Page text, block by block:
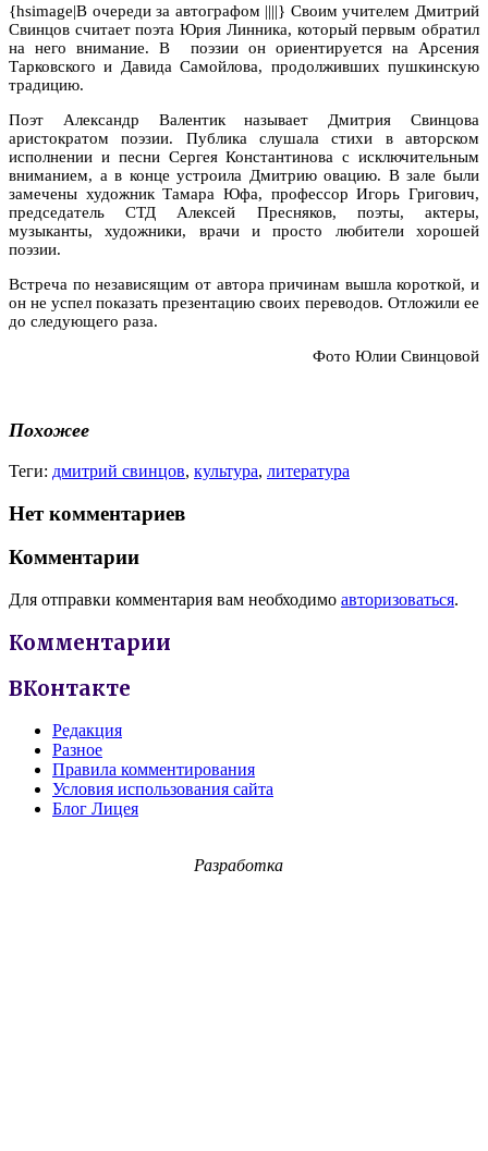
{hsimage|В очереди за автографом ||||} Своим учителем Дмитрий
Свинцов считает поэта Юрия Линника, который первым обратил
на него внимание. В поэзии он ориентируется на Арсения
Тарковского и Давида Самойлова, продолживших пушкинскую
традицию.
Поэт Александр Валентик называет Дмитрия Свинцова
аристократом поэзии. Публика слушала стихи в авторском
исполнении и песни Сергея Константинова с исключительным
вниманием, а в конце устроила Дмитрию овацию. В зале были
замечены художник Тамара Юфа, профессор Игорь Григович,
председатель СТД Алексей Пресняков, поэты, актеры,
музыканты, художники, врачи и просто любители хорошей
поэзии.
Встреча по независящим от автора причинам вышла короткой, и
он не успел показать презентацию своих переводов. Отложили ее
до следующего раза.
Фото Юлии Свинцовой
Похожее
Теги: дмитрий свинцов, культура, литература
Нет комментариев
Комментарии
Для отправки комментария вам необходимо авторизоваться.
Комментарии
ВКонтакте
Редакция
Разное
Правила комментирования
Условия использования сайта
Блог Лицея
Разработка